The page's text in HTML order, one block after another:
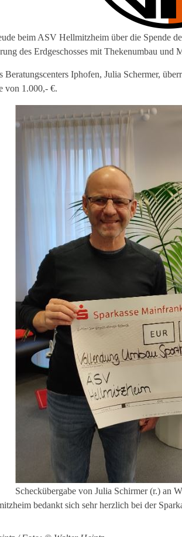
beim ASV Hellmitzheim über die Spende
des Erdgeschosses mit Thekenumbau und
Beratungscenters Iphofen, Julia Schermer,
von 1.000,- €.
Scheckübergabe von Julia Schirmer (r.) an
bedankt sich sehr herzlich bei der